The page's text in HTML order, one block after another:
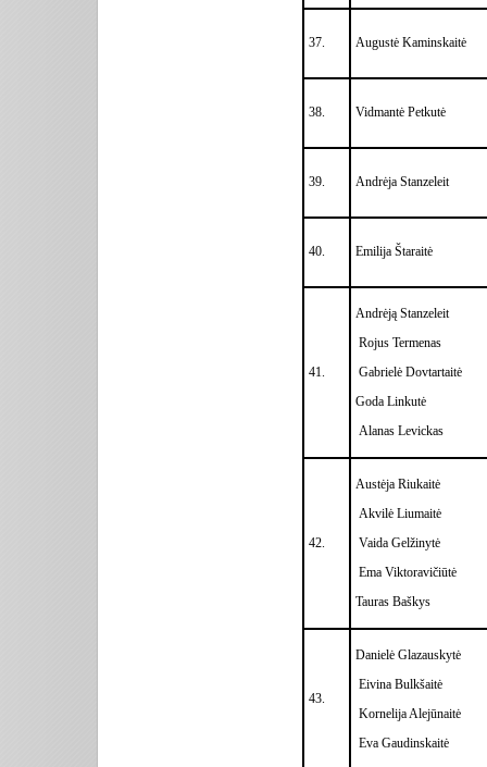
37. Augustė Kaminskaitė
38. Vidmantė Petkutė
39. Andrėja Stanzeleit
40. Emilija Štaraitė
41.
Andrėją Stanzeleit
Rojus Termenas
Gabrielė Dovtartaitė
Goda Linkutė
Alanas Levickas
42.
Austėja Riukaitė
Akvilė Liumaitė
Vaida Gelžinytė
Ema Viktoravičiūtė
Tauras Baškys
43.
Danielė Glazauskytė
Eivina Bulkšaitė
Kornelija Alejūnaitė
Eva Gaudinskaitė